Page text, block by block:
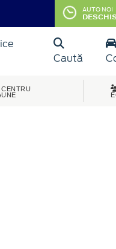
AUTO NOI
DESCHIS
Caută
CENTRU